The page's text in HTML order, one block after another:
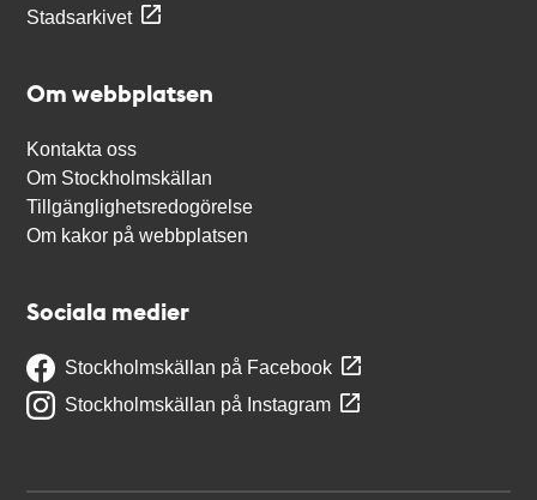
Stadsarkivet
Om webbplatsen
Kontakta oss
Om Stockholmskällan
Tillgänglighetsredogörelse
Om kakor på webbplatsen
Sociala medier
Stockholmskällan på Facebook
Stockholmskällan på Instagram